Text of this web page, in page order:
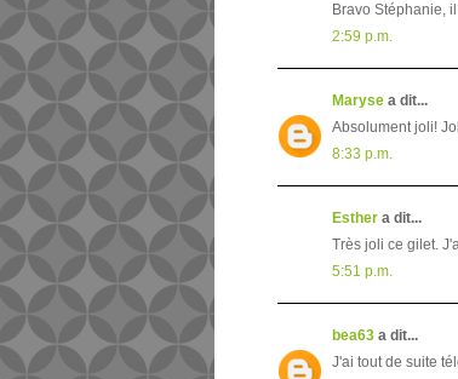
Bravo Stéphanie,
2:59 p.m.
Maryse a dit...
Absolument joli!
8:33 p.m.
Esther a dit...
Très joli ce gilet.
5:51 p.m.
bea63 a dit...
J'ai tout de suite